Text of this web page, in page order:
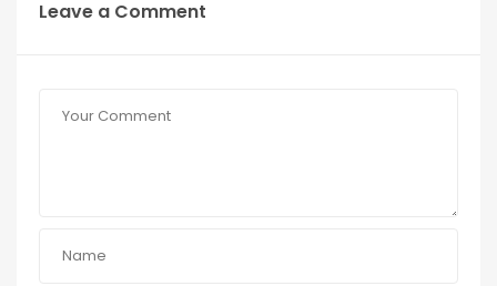
Leave a Comment